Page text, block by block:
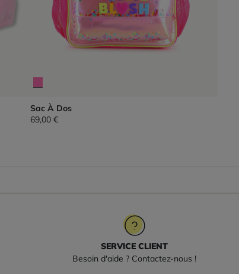
Sac À Dos
69,00 €
SERVICE CLIENT
Besoin d'aide ? Contactez-nous !